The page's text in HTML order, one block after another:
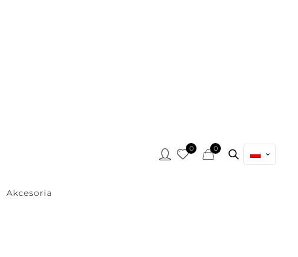
Akcesoria
0 0